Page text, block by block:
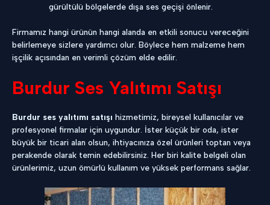
gürültülü bölgelerde dışa ses geçişi önlenir.
Firmamız hangi ürünün hangi alanda en etkili sonucu vereceğini
belirlemeye sizlere yardımcı olur. Böylece hem malzeme hem
işçilik açısından en verimli çözüm elde edilir.
Burdur Ses Yalıtımı Satışı
Burdur ses yalıtımı satışı hizmetimiz, bireysel kullanıcılar ve
profesyonel firmalar için uygundur. İster küçük bir oda, ister
büyük bir ticari alan olsun, ihtiyacınıza özel ürünleri toptan veya
perakende olarak temin edebilirsiniz. Her biri kalite belgeli olan
ürünlerimiz, uzun ömürlü kullanım ve yüksek performans sağlar.